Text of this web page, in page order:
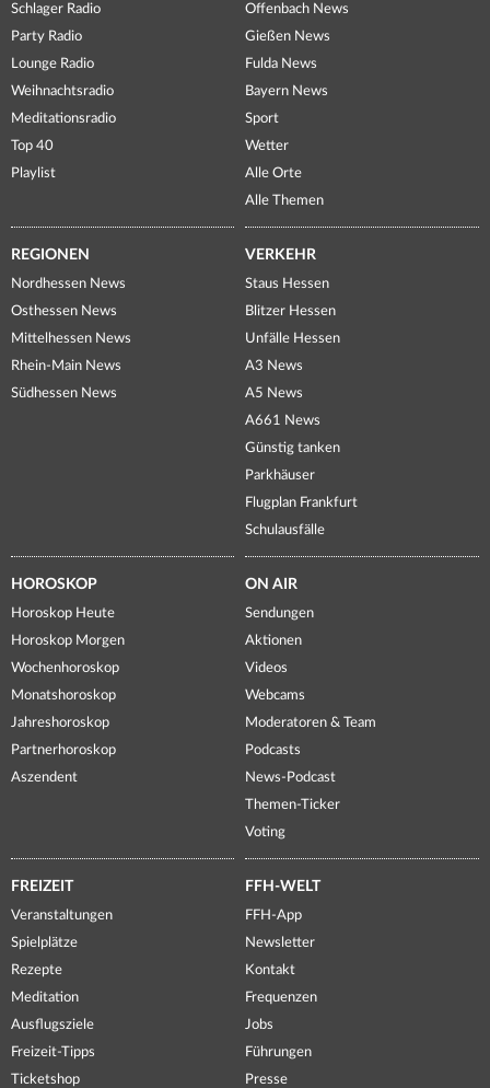
Schlager Radio
Party Radio
Lounge Radio
Weihnachtsradio
Meditationsradio
Top 40
Playlist
Offenbach News
Gießen News
Fulda News
Bayern News
Sport
Wetter
Alle Orte
Alle Themen
REGIONEN
Nordhessen News
Osthessen News
Mittelhessen News
Rhein-Main News
Südhessen News
VERKEHR
Staus Hessen
Blitzer Hessen
Unfälle Hessen
A3 News
A5 News
A661 News
Günstig tanken
Parkhäuser
Flugplan Frankfurt
Schulausfälle
HOROSKOP
Horoskop Heute
Horoskop Morgen
Wochenhoroskop
Monatshoroskop
Jahreshoroskop
Partnerhoroskop
Aszendent
ON AIR
Sendungen
Aktionen
Videos
Webcams
Moderatoren & Team
Podcasts
News-Podcast
Themen-Ticker
Voting
FREIZEIT
Veranstaltungen
Spielplätze
Rezepte
Meditation
Ausflugsziele
Freizeit-Tipps
Ticketshop
FFH-WELT
FFH-App
Newsletter
Kontakt
Frequenzen
Jobs
Führungen
Presse